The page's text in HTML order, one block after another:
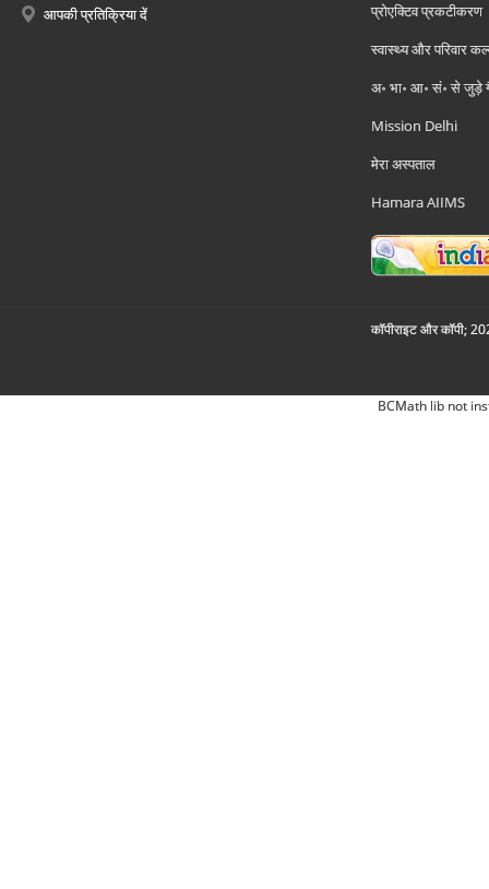
आपकी प्रतिक्रिया दें
प्रोएक्टिव प्रकटीकरण
स्वास्थ्य और परिवार
अ॰ भा॰ आ॰ सं॰ से जुड़े
Mission Delhi
मेरा अस्पताल
Hamara AIIMS
कॉपीराइट और कॉपी;
BCMath lib not